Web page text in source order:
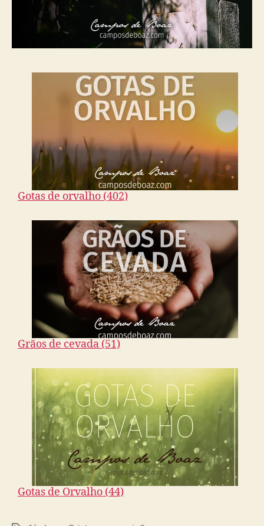
Gotas de orvalho (402)
Grãos de cevada (51)
Gotas de Orvalho (44)